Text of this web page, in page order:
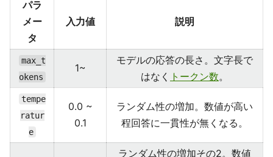
パラ
メー
タ
入力値 説明
max_t
okens
1~
モデルの応答の長さ。文字長で
はなく トークン数。
tempe
ratur
e
0.0 ~
0.1
ランダム性の増加。数値が高い
程回答に一貫性が無くなる。
ランダム性の増加その2。数値